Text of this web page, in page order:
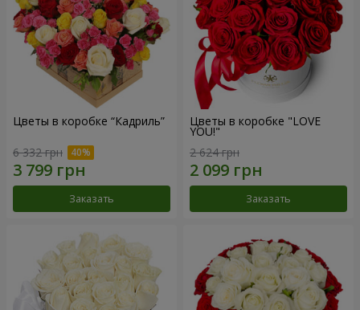
Цветы в коробке “Кадриль”
6 332 грн
Заказать
Цветы в коробке "LOVE
YOU!"
2 624 грн
Заказать